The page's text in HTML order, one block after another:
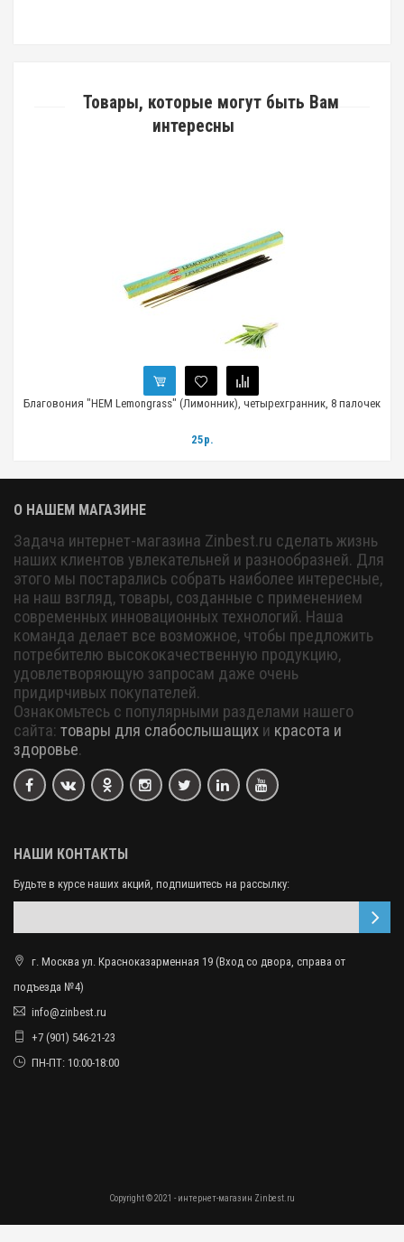
Товары, которые могут быть Вам
интересны
Благовония "HEM Lemongrass" (Лимонник), четырехгранник, 8 палочек
25р.
О НАШЕМ МАГАЗИНЕ
Задача интернет-магазина Zinbest.ru сделать жизнь
наших клиентов увлекательней и разнообразней. Для
этого мы постарались собрать наиболее интересные,
на наш взгляд, товары, созданные с применением
современных инновационных технологий. Наша
команда делает все возможное, чтобы предложить
потребителю высококачественную продукцию,
удовлетворяющую запросам даже очень
придирчивых покупателей.
Ознакомьтесь с популярными разделами нашего
сайта: товары для слабослышащих и красота и
здоровье.
НАШИ КОНТАКТЫ
Будьте в курсе наших акций, подпишитесь на рассылку:
г. Москва ул. Красноказарменная 19 (Вход со двора, справа от
подъезда №4)
info@zinbest.ru
+7 (901) 546-21-23
ПН-ПТ: 10:00-18:00
Copyright © 2021 - интернет-магазин Zinbest.ru